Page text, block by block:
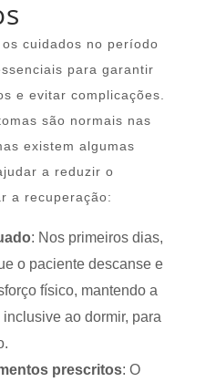
, os cuidados no período
para garantir
e evitar complicações.
são normais nas
existem algumas
a reduzir o
a recuperação:
: Nos primeiros dias,
o paciente descanse e
físico, mantendo a
ao dormir, para
prescritos: O